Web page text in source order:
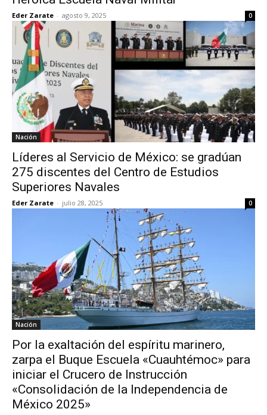
Eder Zarate - agosto 9, 2025 0
Nación
Líderes al Servicio de México: se gradúan
275 discentes del Centro de Estudios
Superiores Navales
Eder Zarate - julio 28, 2025 0
Nación
Por la exaltación del espíritu marinero,
zarpa el Buque Escuela «Cuauhtémoc» para
iniciar el Crucero de Instrucción
«Consolidación de la Independencia de
México 2025»